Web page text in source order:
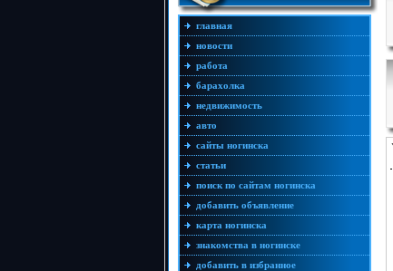
главная
новости
работа
барахолка
недвижимость
авто
сайты ногинска
статьи
поиск по сайтам ногинска
добавить объявление
карта ногинска
знакомства в ногинске
добавить в избранное